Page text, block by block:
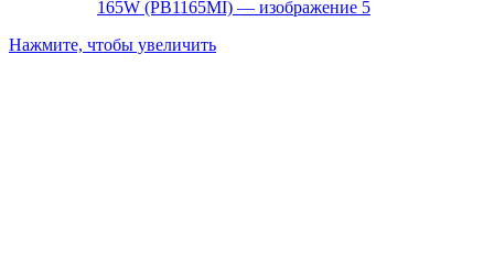
Нажмите, чтобы увеличить